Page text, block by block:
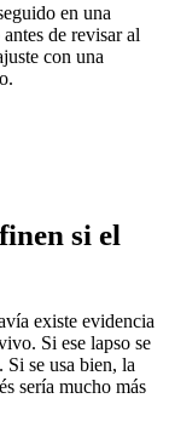
en una
de revisar al
con una
si el
existe evidencia
Si ese lapso se
se usa bien, la
sería mucho más